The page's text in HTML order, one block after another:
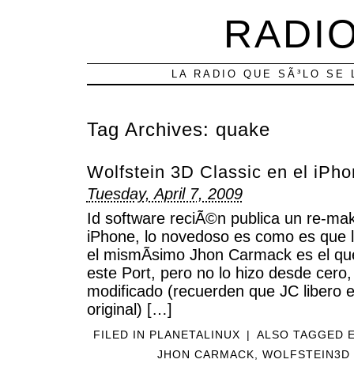
LA RADIO QUE SÃ³LO
Tag Archives: quake
Wolfstein 3D Classic en el
Tuesday, April 7, 2009
Id software reciÃ©n publica un re-
iPhone, lo novedoso es como es que
el mismÃ­simo Jhon Carmack es el
este Port, pero no lo hizo desde
modificado (recuerden que JC libero
original) […]
FILED IN PLANETALINUX | ALSO TAGGED
JHON CARMACK ,WOLFSTEIN3D